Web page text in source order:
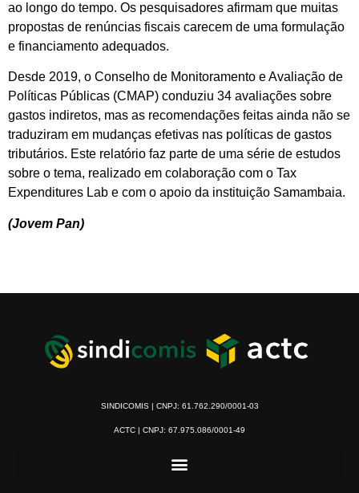
ao longo do tempo. Os pesquisadores afirmam que muitas
propostas de renúncias fiscais carecem de uma formulação
e financiamento adequados.
Desde 2019, o Conselho de Monitoramento e Avaliação de
Políticas Públicas (CMAP) conduziu 34 avaliações sobre
gastos indiretos, mas as recomendações feitas ainda não se
traduziram em mudanças efetivas nas políticas de gastos
tributários. Este relatório faz parte de uma série de estudos
sobre o tema, realizado em colaboração com o Tax
Expenditures Lab e com o apoio da instituição Samambaia.
(Jovem Pan)
SINDICOMIS | CNPJ: 61.762.290/0001-03
ACTC | CNPJ: 67.975.086/0001-49